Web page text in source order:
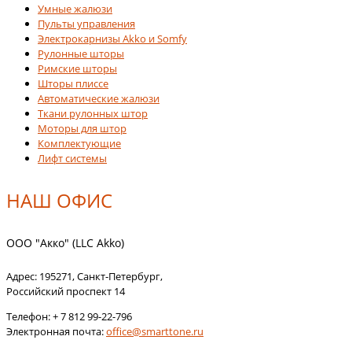
Умные жалюзи
Пульты управления
Электрокарнизы Akko и Somfy
Рулонные шторы
Римские шторы
Шторы плиссе
Автоматические жалюзи
Ткани рулонных штор
Моторы для штор
Комплектующие
Лифт системы
НАШ ОФИС
ООО "Акко" (LLC Akko)
Адрес: 195271,Санкт-Петербург,
Российский проспект 14
Телефон:+ 7 812 99-22-796
Электронная почта:office@smarttone.ru